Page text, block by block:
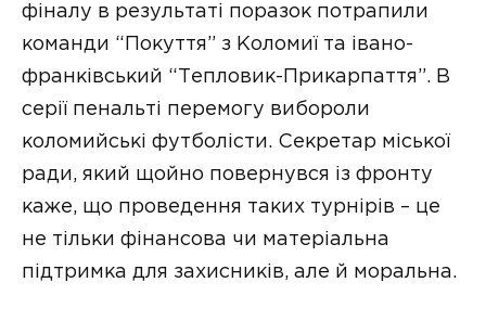
фіналу в результаті поразок потрапили
команди “Покуття” з Коломиї та івано-
франківський “Тепловик-Прикарпаття”. В
серії пенальті перемогу вибороли
коломийські футболісти. Секретар міської
ради, який щойно повернувся із фронту
каже, що проведення таких турнірів – це
не тільки фінансова чи матеріальна
підтримка для захисників, але й моральна.